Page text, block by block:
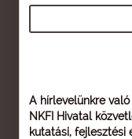
A hírlevelünkre
NKFI Hivatal
kutatási, fejlesztési